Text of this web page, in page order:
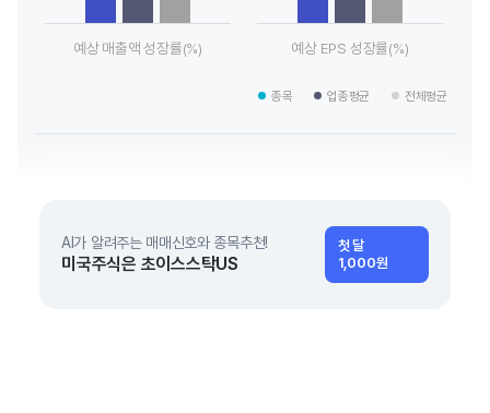
예상 매출액 성장률(%) 예상 EPS 성장률(%)
종목 업종평균 전체평균
AI가 알려주는 매매신호와 종목추천!
미국주식은 초이스스탁US
첫 달
1,000원